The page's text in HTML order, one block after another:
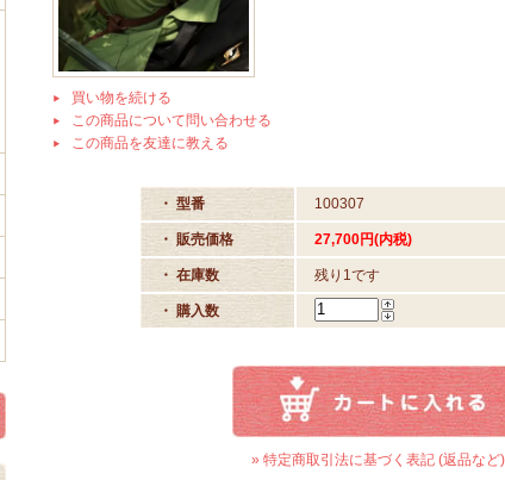
買い物を続ける
この商品について問い合わせる
この商品を友達に教える
・ 型番 100307
・ 販売価格 27,700円(内税)
・ 在庫数 残り1です
・ 購入数
» 特定商取引法に基づく表記 (返品など)